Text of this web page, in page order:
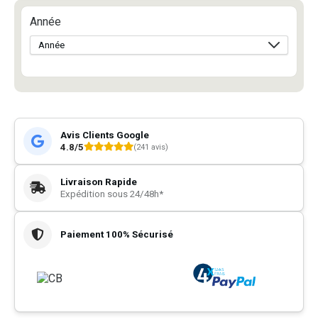
Année
Avis Clients Google
4.8/5
(241 avis)
Livraison Rapide
Expédition sous 24/48h*
Paiement 100% Sécurisé